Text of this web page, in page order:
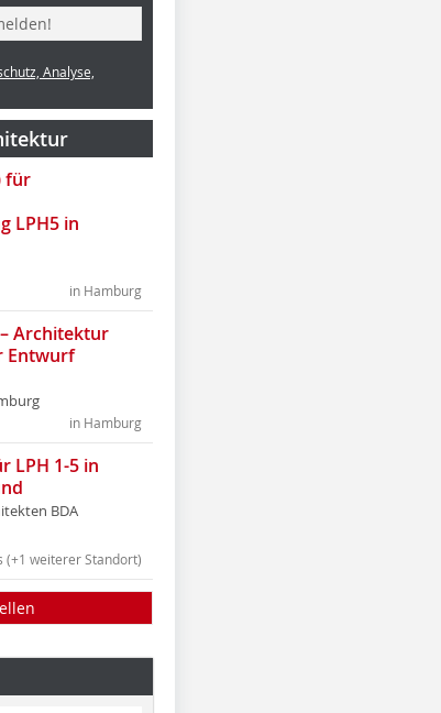
Analyse,
für
LPH5 in
in Hamburg
Architektur
Entwurf
in Hamburg
LPH 1-5 in
BDA
(+1 weiterer Standort)